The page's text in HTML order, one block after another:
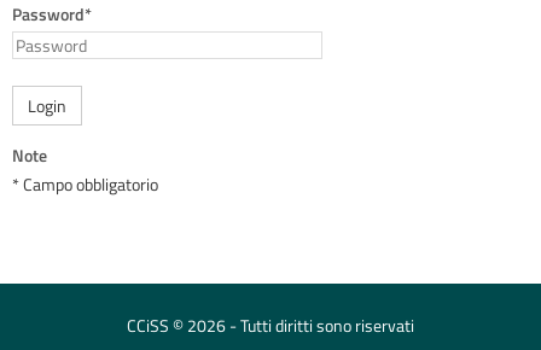
Password*
Login
Note
* Campo obbligatorio
CCiSS © 2026 - Tutti diritti sono riservati